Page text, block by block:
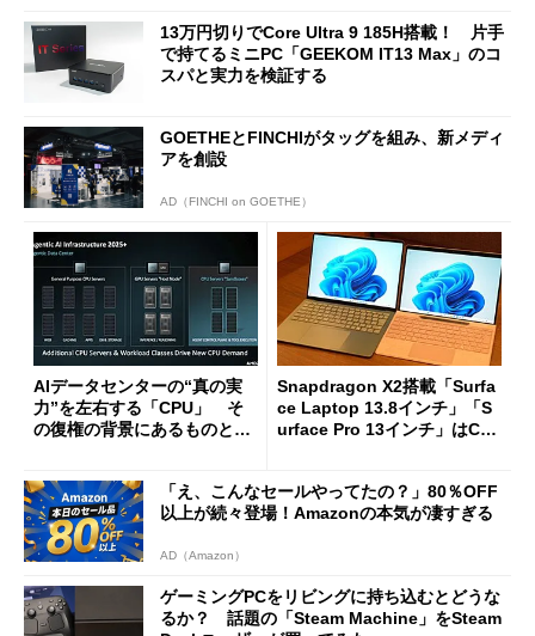
13万円切りでCore Ultra 9 185H搭載！ 片手
で持てるミニPC「GEEKOM IT13 Max」のコ
スパと実力を検証する
GOETHEとFINCHIがタッグを組み、新メディ
アを創設
AD（FINCHI on GOETHE）
AIデータセンターの“真の実
力”を左右する「CPU」 そ
の復権の背景にあるものと
Snapdragon X2搭載「Surfa
ce Laptop 13.8インチ」「S
urface Pro 13インチ」はCop
た
「え、こんなセールやってたの？」80％OFF
以上が続々登場！Amazonの本気が凄すぎる
AD（Amazon）
ゲーミングPCをリビングに持ち込むとどうな
るか？ 話題の「Steam Machine」をSteam